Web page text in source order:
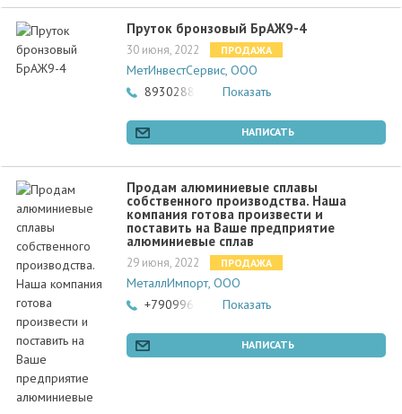
Пруток бронзовый БрАЖ9-4
30 июня, 2022 ПРОДАЖА
МетИнвестСервис, ООО
89302885755Показать
НАПИСАТЬ
Продам алюминиевые сплавы
собственного производства. Наша
компания готова произвести и
поставить на Ваше предприятие
алюминиевые сплав
29 июня, 2022 ПРОДАЖА
МеталлИмпорт, ООО
+79099680000Показать
НАПИСАТЬ